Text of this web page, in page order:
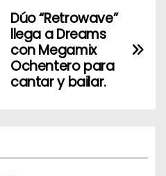
Dúo “Retrowave”
llega a Dreams
con Megamix
Ochentero para
cantar y bailar.